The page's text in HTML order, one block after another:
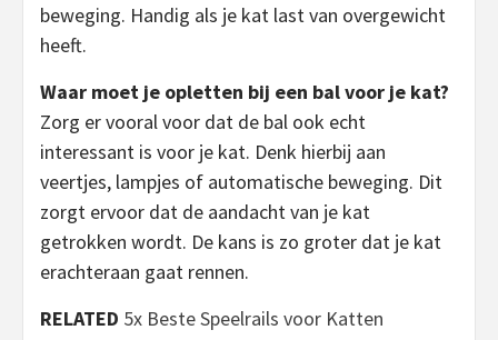
beweging. Handig als je kat last van overgewicht
heeft.
Waar moet je opletten bij een bal voor je kat?
Zorg er vooral voor dat de bal ook echt
interessant is voor je kat. Denk hierbij aan
veertjes, lampjes of automatische beweging. Dit
zorgt ervoor dat de aandacht van je kat
getrokken wordt. De kans is zo groter dat je kat
erachteraan gaat rennen.
RELATED 5x Beste Speelrails voor Katten